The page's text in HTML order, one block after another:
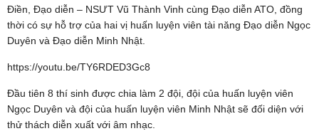
Điền, Đạo diễn – NSƯT Vũ Thành Vinh cùng Đạo diễn ATO, đồng
thời có sự hỗ trợ của hai vị huấn luyện viên tài năng Đạo diễn Ngọc
Duyên và Đạo diễn Minh Nhật.
https://youtu.be/TY6RDED3Gc8
Đầu tiên 8 thí sinh được chia làm 2 đội, đội của huấn luyện viên
Ngọc Duyên và đội của huấn luyện viên Minh Nhật sẽ đối diện với
thử thách diễn xuất với âm nhạc.